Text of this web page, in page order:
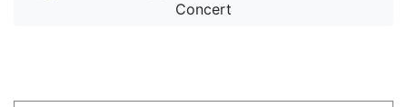
Concert